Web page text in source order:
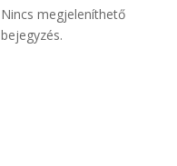
Nincs megjeleníthető
bejegyzés.